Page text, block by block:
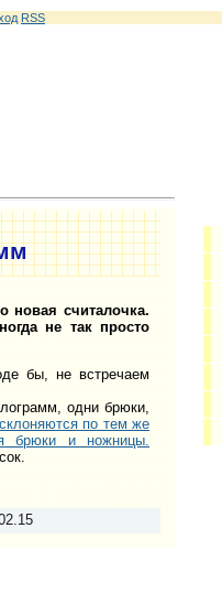
RSS
новая считалочка.
не так просто
бы, не встречаем
одни брюки,
по тем же
брюки и ножницы.